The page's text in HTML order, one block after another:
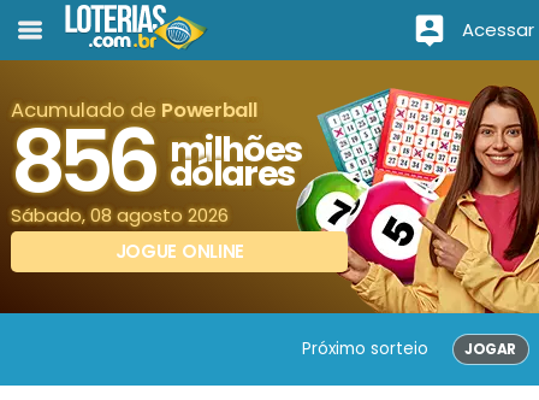
Acessar
Acumulado de Powerball
856 milhões
dólares
Sábado, 08 agosto 2026
JOGUE ONLINE
Próximo sorteio JOGAR